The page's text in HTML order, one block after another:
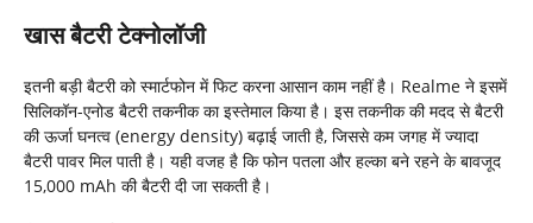
खास बैटरी टेक्नोलॉजी
इतनी बड़ी बैटरी को स्मार्टफोन में फिट करना आसान काम नहीं है। Realme ने इसमें
सिलिकॉन-एनोड बैटरी तकनीक का इस्तेमाल किया है। इस तकनीक की मदद से बैटरी
की ऊर्जा घनत्व (energy density) बढ़ाई जाती है, जिससे कम जगह में ज्यादा
बैटरी पावर मिल पाती है। यही वजह है कि फोन पतला और हल्का बने रहने के बावजूद
15,000 mAh की बैटरी दी जा सकती है।